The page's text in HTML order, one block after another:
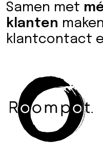
Samen met
klanten
klantcontact